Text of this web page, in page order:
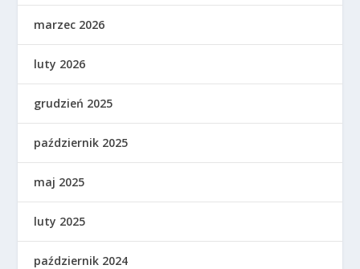
marzec 2026
luty 2026
grudzień 2025
październik 2025
maj 2025
luty 2025
październik 2024